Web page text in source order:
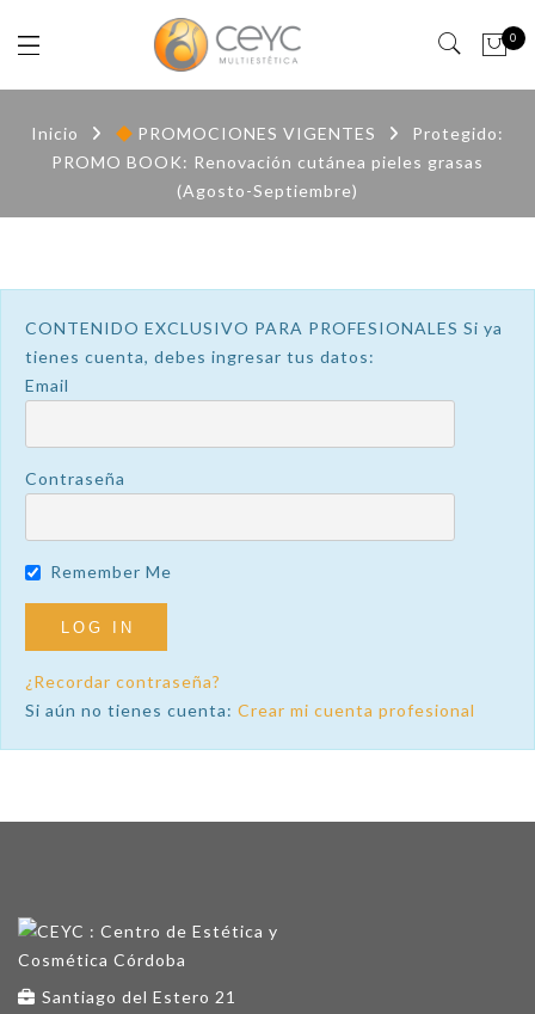
0
Inicio PROMOCIONES VIGENTES
Protegido:
PROMO BOOK: Renovación cutánea pieles grasas
(Agosto-Septiembre)
CONTENIDO EXCLUSIVO PARA PROFESIONALES Si ya
tienes cuenta, debes ingresar tus datos:
Email
Contraseña
Remember Me
¿Recordar contraseña?
Si aún no tienes cuenta: Crear mi cuenta profesional
Santiago del Estero 21